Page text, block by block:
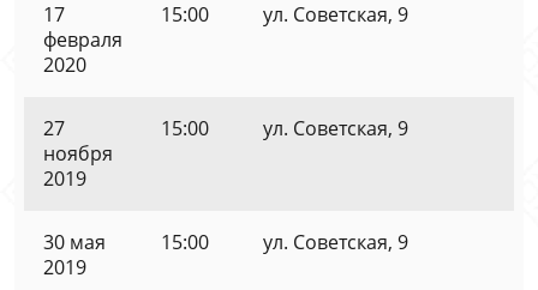
17
февраля
2020
15:00 ул. Советская, 9
27
ноября
2019
15:00 ул. Советская, 9
30 мая
2019
15:00 ул. Советская, 9